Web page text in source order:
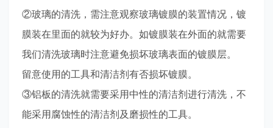
②玻璃的清洗，需注意观察玻璃镀膜的装置情况，镀
膜装在里面的就较为好办。如镀膜装在外面的就需要
我们清洗玻璃时注意避免损坏玻璃表面的镀膜层。
留意使用的工具和清洁剂有否损坏镀膜。
③铝板的清洗就需要采用中性的清洁剂进行清洗，不
能采用腐蚀性的清洁剂及磨损性的工具。